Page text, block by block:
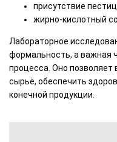
присутствие
жирно-кислотный
Лабораторное
формальность, а важная
процесса. Оно
сырьё, обеспечить
конечной продукции.